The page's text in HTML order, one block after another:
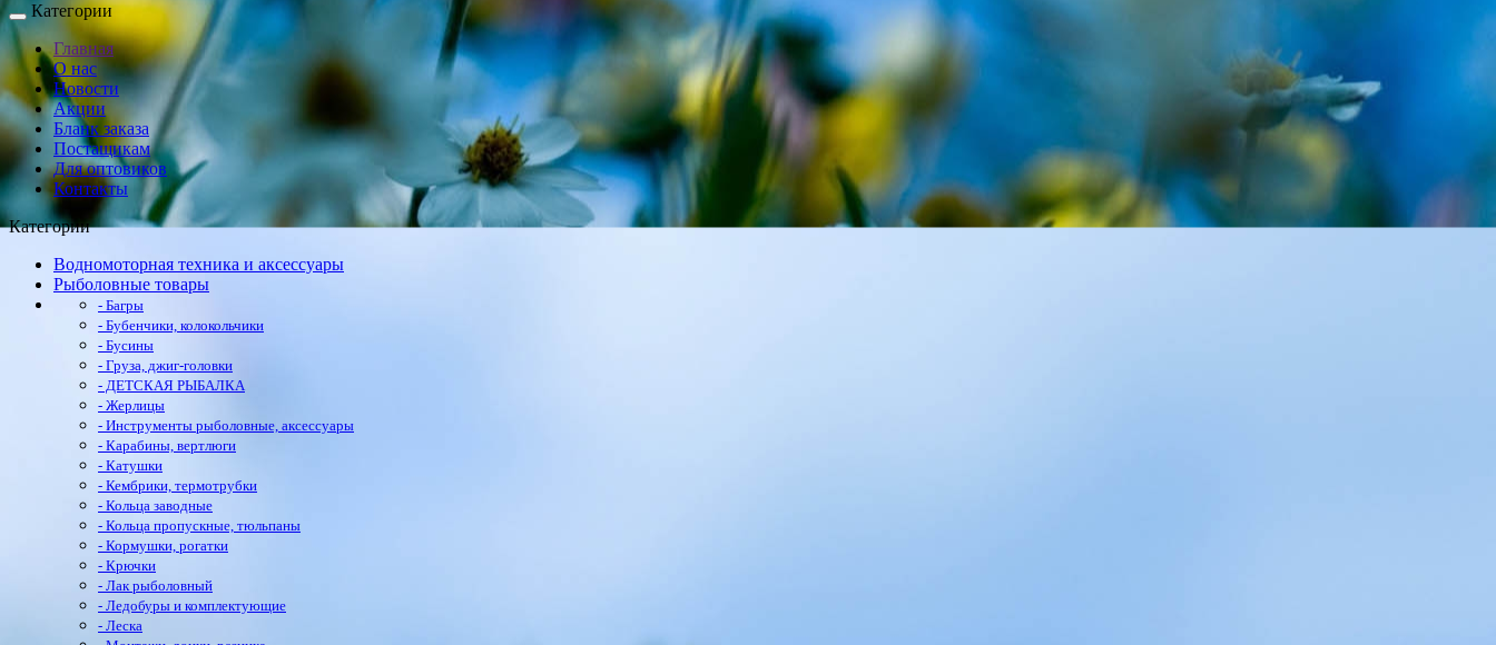
Категории
Главная
О нас
Новости
Акции
Бланк заказа
Постащикам
Для оптовиков
Контакты
Категории
Водномоторная техника и аксессуары
Рыболовные товары
- Багры
- Бубенчики, колокольчики
- Бусины
- Груза, джиг-головки
- ДЕТСКАЯ РЫБАЛКА
- Жерлицы
- Инструменты рыболовные, аксессуары
- Карабины, вертлюги
- Катушки
- Кембрики, термотрубки
- Кольца заводные
- Кольца пропускные, тюльпаны
- Кормушки, рогатки
- Крючки
- Лак рыболовный
- Ледобуры и комплектующие
- Леска